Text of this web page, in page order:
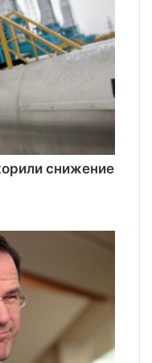
снижение